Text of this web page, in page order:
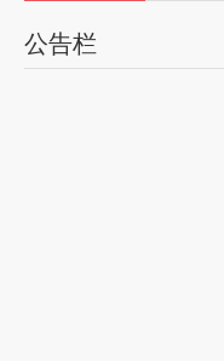
公告栏